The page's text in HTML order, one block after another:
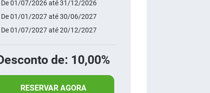
De 01/07/2026 até 31/12/2026
De 01/01/2027 até 30/06/2027
De 01/07/2027 até 20/12/2027
de: 10,00%
RESERVAR AGORA